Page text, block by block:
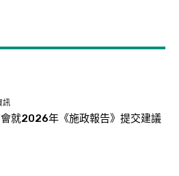
訊
就2026年《施政報告》提交建議